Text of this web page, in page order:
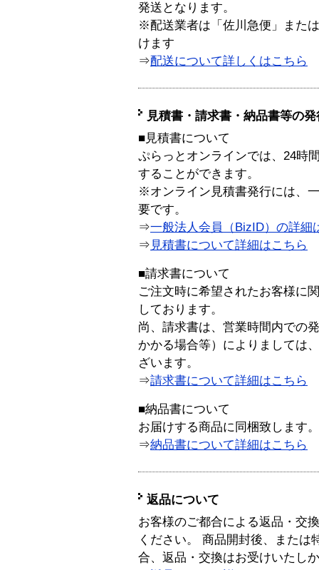
発送となります。
※配送業者は「佐川急便」また
けます
⇒配送について詳しくはこちら
見積書・請求書・納品書等の
■見積書について
ぷらっとオンラインでは、24時
することができます。
※オンライン見積書発行には、
要です。
⇒一般法人会員（BizID）の詳細
⇒ 見積書について詳細はこちら
■請求書について
ご注文時に希望されたお客様に
しております。
尚、請求書は、営業時間内での
かかる場合等）によりましては
ざいます。
⇒請求書について詳細はこちら
■納品書について
お届けする商品に同梱致します。
⇒納品書について詳細はこちら
返品について
お客様のご都合による返品・交
ください。 商品開封後、または
合、返品・交換はお受けいたし